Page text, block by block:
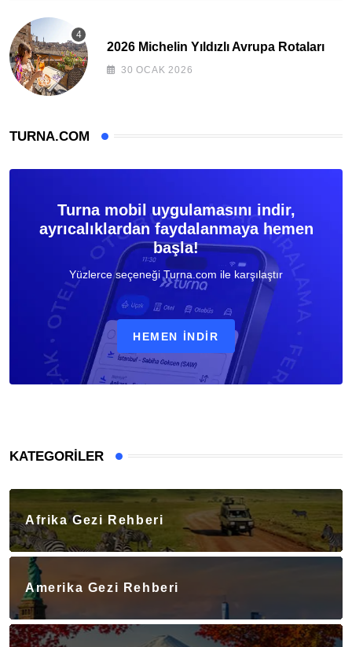
2026 Michelin Yıldızlı Avrupa Rotaları
30 OCAK 2026
TURNA.COM
Turna mobil uygulamasını indir,
ayrıcalıklardan faydalanmaya hemen
başla!
Yüzlerce seçeneği Turna.com ile karşılaştır
HEMEN İNDIR
KATEGORILER
Afrika Gezi Rehberi
Amerika Gezi Rehberi